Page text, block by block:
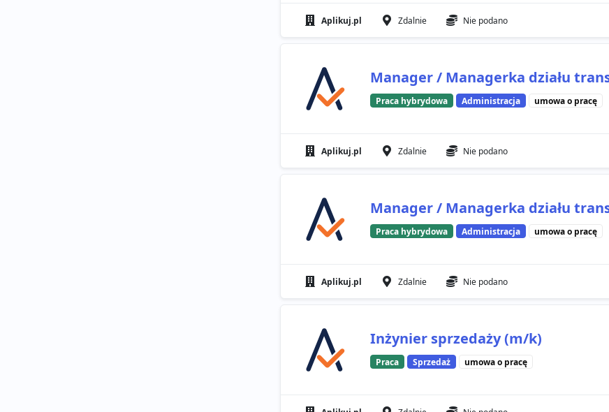
Aplikuj.pl Zdalnie Nie podano
Manager / Managerka działu
Praca hybrydowa Administracja umowa o pracę
Aplikuj.pl Zdalnie Nie podano
Manager / Managerka działu
Praca hybrydowa Administracja umowa o pracę
Aplikuj.pl Zdalnie Nie podano
Inżynier sprzedaży (m/k)
Praca Sprzedaż umowa o pracę